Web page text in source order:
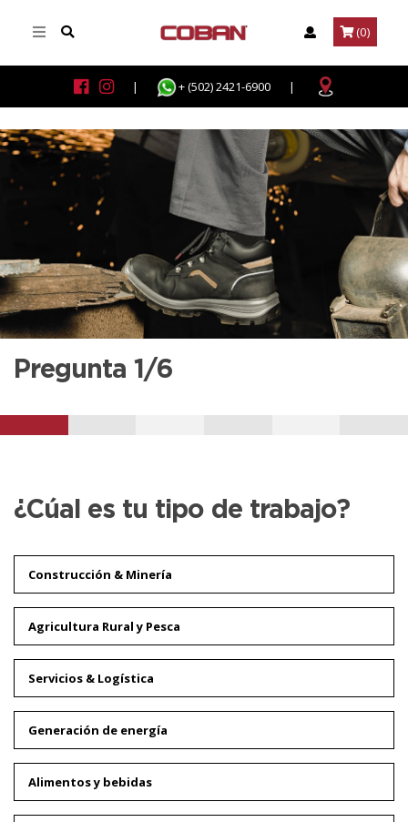
(0)
| + (502) 2421-6900 |
Pregunta 1/6
¿Cúal es tu tipo de trabajo?
Construcción & Minería
Agricultura Rural y Pesca
Servicios & Logística
Generación de energía
Alimentos y bebidas